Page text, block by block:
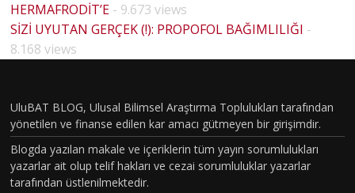
HERMAFRODİT’E - 9.673 views
SİZİ UYUTAN GERÇEK (!): PROPOFOL BAĞIMLILIĞI -
8.168 views
UluBAT BLOG, Ulusal Bilimsel Araştırma Toplulukları tarafından
yönetilen ve finanse edilen kar amacı gütmeyen bir girişimdir.
Blogda yazılan makale ve içeriklerin tüm yayın sorumlulukları
yazarlar ait olup telif hakları ve cezai sorumluluklar yazarlar
tarafından üstlenilmektedir.
BİYOLO
TOPLU
MSAL
CİNSİYE